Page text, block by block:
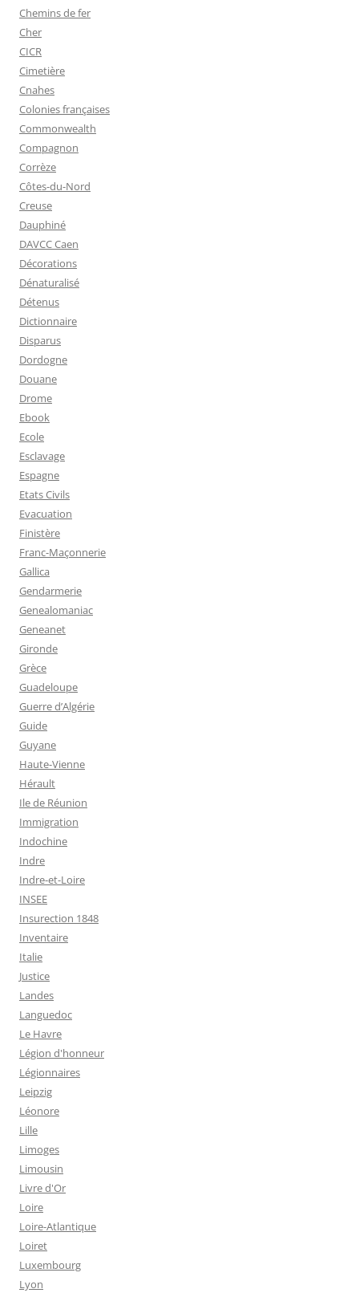
Chemins de fer
Cher
CICR
Cimetière
Cnahes
Colonies françaises
Commonwealth
Compagnon
Corrèze
Côtes-du-Nord
Creuse
Dauphiné
DAVCC Caen
Décorations
Dénaturalisé
Détenus
Dictionnaire
Disparus
Dordogne
Douane
Drome
Ebook
Ecole
Esclavage
Espagne
Etats Civils
Evacuation
Finistère
Franc-Maçonnerie
Gallica
Gendarmerie
Genealomaniac
Geneanet
Gironde
Grèce
Guadeloupe
Guerre d’Algérie
Guide
Guyane
Haute-Vienne
Hérault
Ile de Réunion
Immigration
Indochine
Indre
Indre-et-Loire
INSEE
Insurection 1848
Inventaire
Italie
Justice
Landes
Languedoc
Le Havre
Légion d'honneur
Légionnaires
Leipzig
Léonore
Lille
Limoges
Limousin
Livre d'Or
Loire
Loire-Atlantique
Loiret
Luxembourg
Lyon